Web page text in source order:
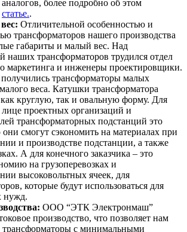
более подробно об этом
статье..
Отличительной особенностью и
трансформаторов нашего производства
габариты и малый вес. Над
наших трансформаторов трудился отдел
маркетинга и инженеры проектировщики.
получились трансформаторы малых
веса. Катушки трансформатора
круглую, так и овальную форму. Для
лице проектных организаций и
трансформаторных подстанций это
они смогут сэкономить на материалах при
и производстве подстанции, а также
А для конечного заказчика – это
на грузоперевозках и
высоковольтных ячеек, для
которые будут использоваться для
нужд.
ООО “ЭТК Электронмаш”
производство, что позволяет нам
трансформаторы с минимальными